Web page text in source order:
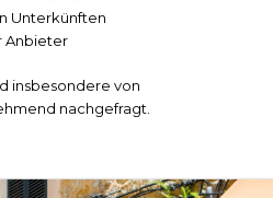
Unterkünften
Anbieter
insbesondere von
nachgefragt.